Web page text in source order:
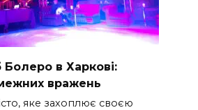
Болеро в Харкові:
вражень
яке захоплює своєю